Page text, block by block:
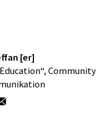
[er]
Community